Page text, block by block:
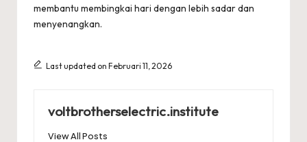
membantu membingkai hari dengan lebih sadar dan
menyenangkan.
Last updated on Februari 11, 2026
voltbrotherselectric.institute
View All Posts